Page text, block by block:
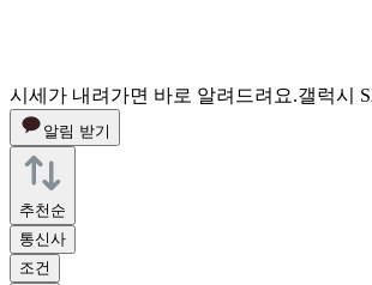
시세가 내려가면 바로 알려드려요.갤럭시
알림 받기
추천순
통신사
조건